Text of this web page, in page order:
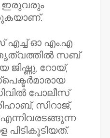
ഇരുവരും
എച്ച് ഓ എം.എ
സബ്
ജിഷ്ണു, റോയ്,
പോലീസ്
സിറാജ്,